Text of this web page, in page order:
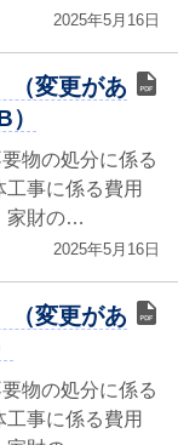
2025年5月16日
（変更があ
物の処分に係る
事に係る費用
家財の…
2025年5月16日
（変更があ
物の処分に係る
事に係る費用